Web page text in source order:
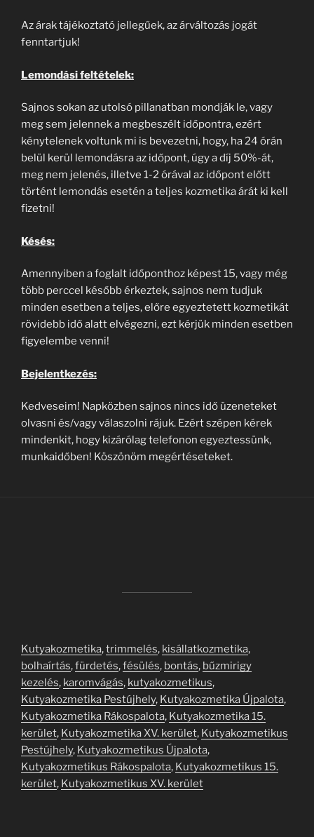
Az árak tájékoztató jellegűek, az árváltozás jogát
fenntartjuk!
Lemondási feltételek:
Sajnos sokan az utolsó pillanatban mondják le, vagy
meg sem jelennek a megbeszélt időpontra, ezért
kénytelenek voltunk mi is bevezetni, hogy, ha 24 órán
belül kerül lemondásra az időpont, úgy a díj 50%-át,
meg nem jelenés, illetve 1-2 órával az időpont előtt
történt lemondás esetén a teljes kozmetika árát ki kell
fizetni!
Késés:
Amennyiben a foglalt időponthoz képest 15, vagy még
több perccel később érkeztek, sajnos nem tudjuk
minden esetben a teljes, előre egyeztetett kozmetikát
rövidebb idő alatt elvégezni, ezt kérjük minden esetben
figyelembe venni!
Bejelentkezés:
Kedveseim! Napközben sajnos nincs idő üzeneteket
olvasni és/vagy válaszolni rájuk. Ezért szépen kérek
mindenkit, hogy kizárólag telefonon egyeztessünk,
munkaidőben! Köszönöm megértéseteket.
Kutyakozmetika,trimmelés, kisállatkozmetika,
bolhaírtás,fürdetés,fésülés, bontás, bűzmirigy
kezelés, karomvágás, kutyakozmetikus,
Kutyakozmetika Pestújhely, Kutyakozmetika Újpalota,
Kutyakozmetika Rákospalota, Kutyakozmetika 15.
kerület, Kutyakozmetika XV. kerület, Kutyakozmetikus
Pestújhely, Kutyakozmetikus Újpalota,
Kutyakozmetikus Rákospalota, Kutyakozmetikus 15.
kerület, Kutyakozmetikus XV. kerület